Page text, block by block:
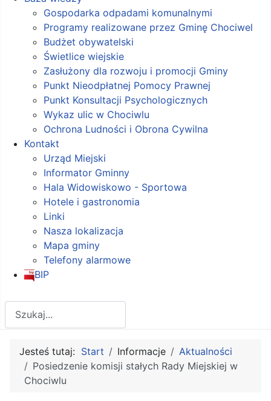
Gospodarka odpadami komunalnymi
Programy realizowane przez Gminę Chociwel
Budżet obywatelski
Świetlice wiejskie
Zasłużony dla rozwoju i promocji Gminy
Punkt Nieodpłatnej Pomocy Prawnej
Punkt Konsultacji Psychologicznych
Wykaz ulic w Chociwlu
Ochrona Ludności i Obrona Cywilna
Kontakt
Urząd Miejski
Informator Gminny
Hala Widowiskowo - Sportowa
Hotele i gastronomia
Linki
Nasza lokalizacja
Mapa gminy
Telefony alarmowe
BIP
Jesteś tutaj: Start Informacje
Aktualności
Posiedzenie komisji stałych Rady Miejskiej w
Chociwlu